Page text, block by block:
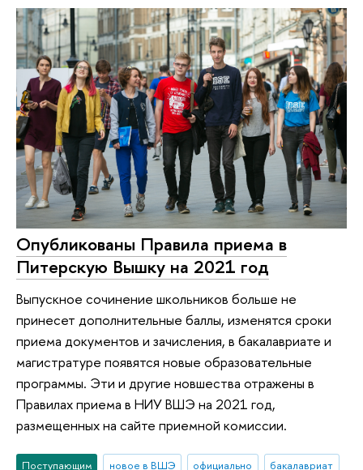
Опубликованы Правила приема в
Питерскую Вышку на 2021 год
Выпускное сочинение школьников больше не
принесет дополнительные баллы, изменятся сроки
приема документов и зачисления, в бакалавриате и
магистратуре появятся новые образовательные
программы. Эти и другие новшества отражены в
Правилах приема в НИУ ВШЭ на 2021 год,
размещенных на сайте приемной комиссии.
Поступающим новое в ВШЭ официально бакалавриат